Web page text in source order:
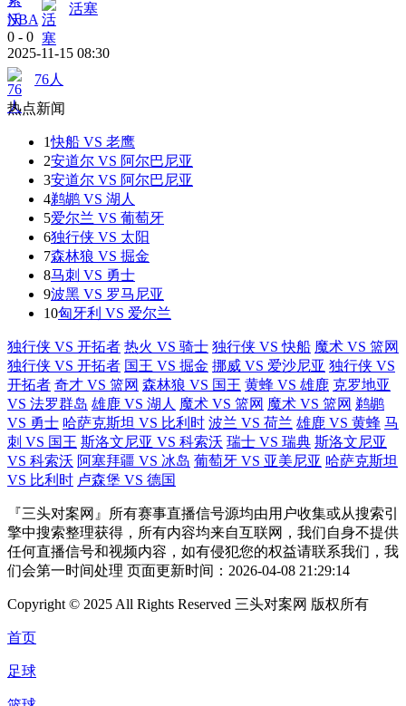
NBA
活塞
0 - 0
2025-11-15 08:30
76人
热点新闻
1快船 VS 老鹰
2安道尔 VS 阿尔巴尼亚
3安道尔 VS 阿尔巴尼亚
4鹈鹕 VS 湖人
5爱尔兰 VS 葡萄牙
6独行侠 VS 太阳
7森林狼 VS 掘金
8马刺 VS 勇士
9波黑 VS 罗马尼亚
10匈牙利 VS 爱尔兰
独行侠 VS 开拓者 热火 VS 骑士 独行侠 VS 快船 魔术 VS 篮网
独行侠 VS 开拓者 国王 VS 掘金 挪威 VS 爱沙尼亚 独行侠 VS
开拓者 奇才 VS 篮网 森林狼 VS 国王 黄蜂 VS 雄鹿 克罗地亚
VS 法罗群岛 雄鹿 VS 湖人 魔术 VS 篮网 魔术 VS 篮网 鹈鹕
VS 勇士 哈萨克斯坦 VS 比利时 波兰 VS 荷兰 雄鹿 VS 黄蜂 马
刺 VS 国王 斯洛文尼亚 VS 科索沃 瑞士 VS 瑞典 斯洛文尼亚
VS 科索沃 阿塞拜疆 VS 冰岛 葡萄牙 VS 亚美尼亚 哈萨克斯坦
VS 比利时 卢森堡 VS 德国
『三头对案网』所有赛事直播信号源均由用户收集或从搜索引
擎中搜索整理获得，所有内容均来自互联网，我们自身不提供
任何直播信号和视频内容，如有侵犯您的权益请联系我们，我
们会第一时间处理 页面更新时间：2026-04-08 21:29:14
Copyright © 2025 All Rights Reserved 三头对案网 版权所有
首页
足球